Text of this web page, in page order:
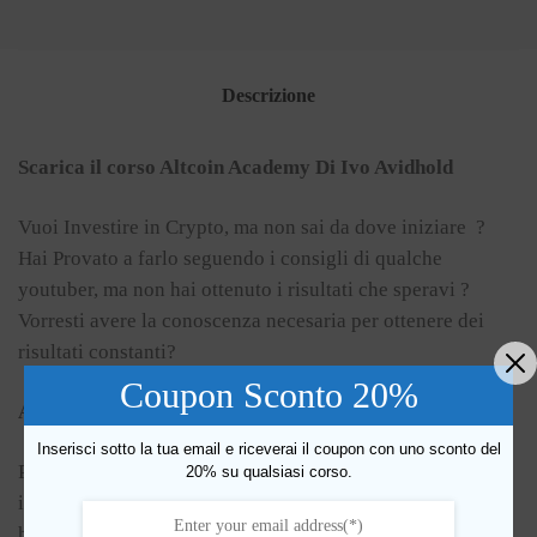
Descrizione
Scarica il corso Altcoin Academy Di Ivo Avidhold
Vuoi Investire in Crypto, ma non sai da dove iniziare ?
Hai Provato a farlo seguendo i consigli di qualche
youtuber, ma non hai ottenuto i risultati che speravi ?
Vorresti avere la conoscenza necesaria per ottenere dei
risultati constanti?
ALTCOIN ACADEMY
Perché sono tra i pochissimi che in un mercato volatile e
influenzabile da un tweet di qualche personaggio famoso
Coupon Sconto 20%
Inserisci sotto la tua email e riceverai il coupon con uno sconto del
20% su qualsiasi corso.